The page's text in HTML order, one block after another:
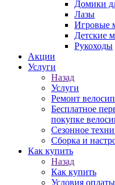
Домики
Лазы
Игровые
Детские
Рукоходы
Акции
Услуги
Назад
Услуги
Ремонт
Бесплатное
покупке
Сезонное
Сборка и
Как купить
Назад
Как купить
Условия оплаты